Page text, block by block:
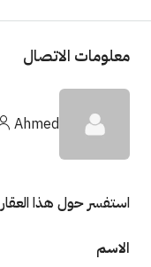
معلومات الاتصال
Ahmed
استفسر حول هذا العقار
الاسم